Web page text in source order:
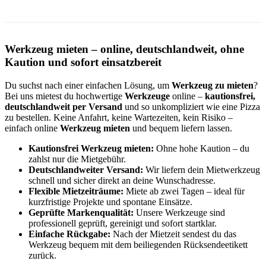
Werkzeug mieten – online, deutschlandweit, ohne
Kaution und sofort einsatzbereit
Du suchst nach einer einfachen Lösung, um Werkzeug zu mieten?
Bei uns mietest du hochwertige Werkzeuge online – kautionsfrei,
deutschlandweit per Versand und so unkompliziert wie eine Pizza
zu bestellen. Keine Anfahrt, keine Wartezeiten, kein Risiko –
einfach online Werkzeug mieten und bequem liefern lassen.
Kautionsfrei Werkzeug mieten: Ohne hohe Kaution – du
zahlst nur die Mietgebühr.
Deutschlandweiter Versand: Wir liefern dein Mietwerkzeug
schnell und sicher direkt an deine Wunschadresse.
Flexible Mietzeiträume: Miete ab zwei Tagen – ideal für
kurzfristige Projekte und spontane Einsätze.
Geprüfte Markenqualität: Unsere Werkzeuge sind
professionell geprüft, gereinigt und sofort startklar.
Einfache Rückgabe: Nach der Mietzeit sendest du das
Werkzeug bequem mit dem beiliegenden Rücksendeetikett
zurück.